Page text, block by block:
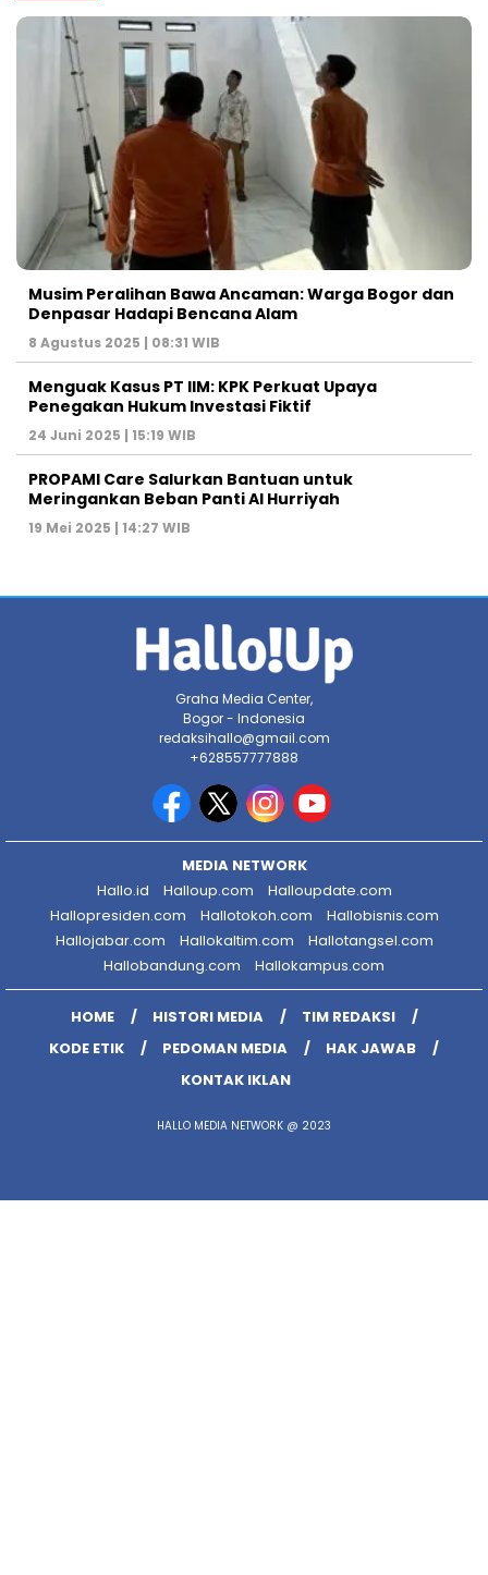
Musim Peralihan Bawa Ancaman: Warga Bogor dan
Denpasar Hadapi Bencana Alam
8 Agustus 2025 | 08:31 WIB
Menguak Kasus PT IIM: KPK Perkuat Upaya
Penegakan Hukum Investasi Fiktif
24 Juni 2025 | 15:19 WIB
PROPAMI Care Salurkan Bantuan untuk
Meringankan Beban Panti Al Hurriyah
19 Mei 2025 | 14:27 WIB
Graha Media Center,
Bogor - Indonesia
redaksihallo@gmail.com
+628557777888
MEDIA NETWORK
Hallo.id
Halloup.com
Halloupdate.com
Hallopresiden.com
Hallotokoh.com
Hallobisnis.com
Hallojabar.com
Hallokaltim.com
Hallotangsel.com
Hallobandung.com
Hallokampus.com
HOME HISTORI MEDIA
TIM REDAKSI
KODE ETIK
PEDOMAN MEDIA
HAK JAWAB
KONTAK IKLAN
HALLO MEDIA NETWORK @ 2023